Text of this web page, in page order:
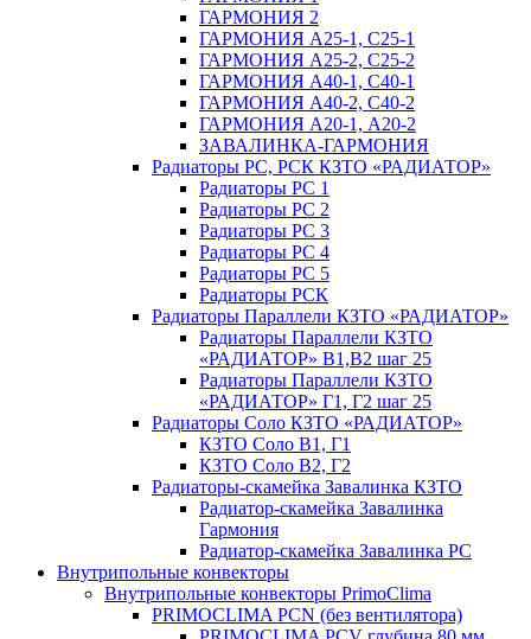
ГАРМОНИЯ 2
ГАРМОНИЯ А25-1, С25-1
ГАРМОНИЯ А25-2, С25-2
ГАРМОНИЯ А40-1, С40-1
ГАРМОНИЯ А40-2, С40-2
ГАРМОНИЯ А20-1, А20-2
ЗАВАЛИНКА-ГАРМОНИЯ
Радиаторы РС, РСК КЗТО «РАДИАТОР»
Радиаторы РС 1
Радиаторы РС 2
Радиаторы РС 3
Радиаторы РС 4
Радиаторы РС 5
Радиаторы РСК
Радиаторы Параллели КЗТО «РАДИАТОР»
Радиаторы Параллели КЗТО
«РАДИАТОР» В1,В2 шаг 25
Радиаторы Параллели КЗТО
«РАДИАТОР» Г1, Г2 шаг 25
Радиаторы Соло КЗТО «РАДИАТОР»
КЗТО Соло В1, Г1
КЗТО Соло В2, Г2
Радиаторы-скамейка Завалинка КЗТО
Радиатор-скамейка Завалинка
Гармония
Радиатор-скамейка Завалинка РС
Внутрипольные конвекторы
Внутрипольные конвекторы PrimoClima
PRIMOCLIMA PCN (без вентилятора)